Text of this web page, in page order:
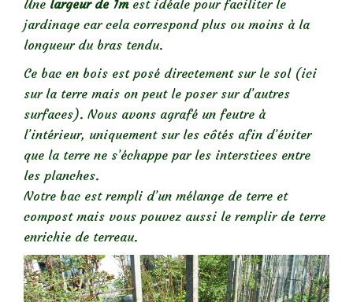
Une largeur de 1mest idéale pour faciliter le
jardinage car cela correspond plus ou moins à la
longueur du bras tendu.
Ce bac en bois est posé directement sur le sol (ici
sur la terre mais on peut le poser sur d’autres
surfaces). Nous avons agrafé un feutre à
l’intérieur, uniquement sur les côtés afin d’éviter
que la terre ne s’échappe par les interstices entre
les planches.
Notre bac est rempli d’un mélange de terre et
compost mais vous pouvez aussi le remplir de terre
enrichie de terreau.